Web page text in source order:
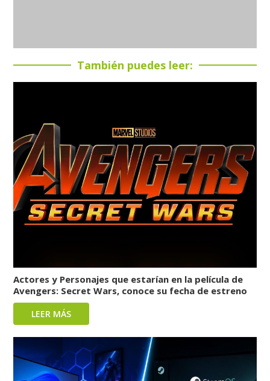
También puedes leer:
Actores y Personajes que estarían en la película de
Avengers: Secret Wars, conoce su fecha de estreno
LEER MÁS